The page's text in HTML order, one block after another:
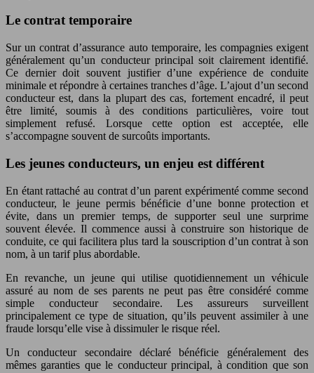
Le contrat temporaire
Sur un contrat d’assurance auto temporaire, les compagnies exigent
généralement qu’un conducteur principal soit clairement identifié.
Ce dernier doit souvent justifier d’une expérience de conduite
minimale et répondre à certaines tranches d’âge. L’ajout d’un second
conducteur est, dans la plupart des cas, fortement encadré, il peut
être limité, soumis à des conditions particulières, voire tout
simplement refusé. Lorsque cette option est acceptée, elle
s’accompagne souvent de surcoûts importants.
Les jeunes conducteurs, un enjeu est différent
En étant rattaché au contrat d’un parent expérimenté comme second
conducteur, le jeune permis bénéficie d’une bonne protection et
évite, dans un premier temps, de supporter seul une surprime
souvent élevée. Il commence aussi à construire son historique de
conduite, ce qui facilitera plus tard la souscription d’un contrat à son
nom, à un tarif plus abordable.
En revanche, un jeune qui utilise quotidiennement un véhicule
assuré au nom de ses parents ne peut pas être considéré comme
simple conducteur secondaire. Les assureurs surveillent
principalement ce type de situation, qu’ils peuvent assimiler à une
fraude lorsqu’elle vise à dissimuler le risque réel.
Un conducteur secondaire déclaré bénéficie généralement des
mêmes garanties que le conducteur principal, à condition que son